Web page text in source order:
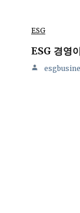
ESG
ESG 경영